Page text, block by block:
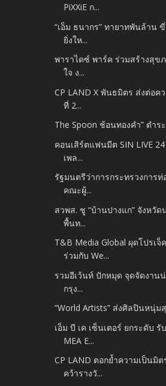
PiXXiE ก...
“เอ็ม ธนากร” ทายาทพันล้าน
ยิ่งให...
พาราไดซ์ พาร์ค ร่วมสร้างสุข
ใจ ง...
CP LAND X พันธมิตร ส่งต่อค
ที่ 2...
The Spoon ช้อนทองคำ” ตำร
คอนเสิร์ตแฟนมีต SIN LIVE 24
เพล...
รัฐมนตรีว่าการกระทรวงการ
คณะผู้...
สวพส. ชู “บ้านปางแก” จังหวั
พื้นท...
T&B Media Global ผุดโปรเจ็
ร่วมกับ We...
รวมอีเว้นท์ ปักหมุด จุดจัดงานน่
กรุง...
“World Artists” ส่งศิลปินหนุ่ม
เอ็ม บี เค เซ็นเตอร์ ยกระดับ
MEA E...
CP LAND ตอกย้ำความเป็นมิ
คว้ารางวั...